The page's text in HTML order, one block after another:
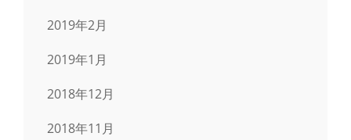
2019年2月
2019年1月
2018年12月
2018年11月